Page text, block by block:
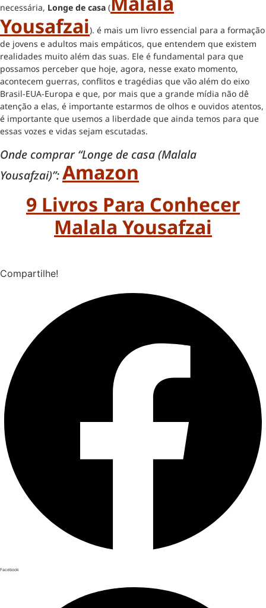
necessária, Longe de casa (
Yousafzai). é mais um livro essencial para a formação
de jovens e adultos mais empáticos, que entendem que existem
realidades muito além das suas. Ele é fundamental para que
possamos perceber que hoje, agora, nesse exato momento,
acontecem guerras, conflitos e tragédias que vão além do eixo
Brasil-EUA-Europa e que, por mais que a grande mídia não dê
atenção a elas, é importante estarmos de olhos e ouvidos atentos,
é importante que usemos a liberdade que ainda temos para que
essas vozes e vidas sejam escutadas.
Onde comprar “Longe de casa (Malala
Yousafzai)”:Amazon
9 Livros Para Conhecer
Malala Yousafzai
Compartilhe!
Facebook